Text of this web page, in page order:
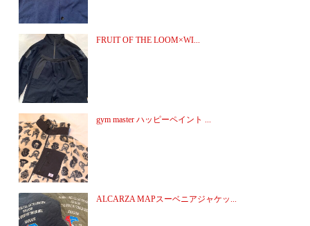
FRUIT OF THE LOOM×WI...
gym master ハッピーペイント ...
ALCARZA MAPスーベニアジャケッ...